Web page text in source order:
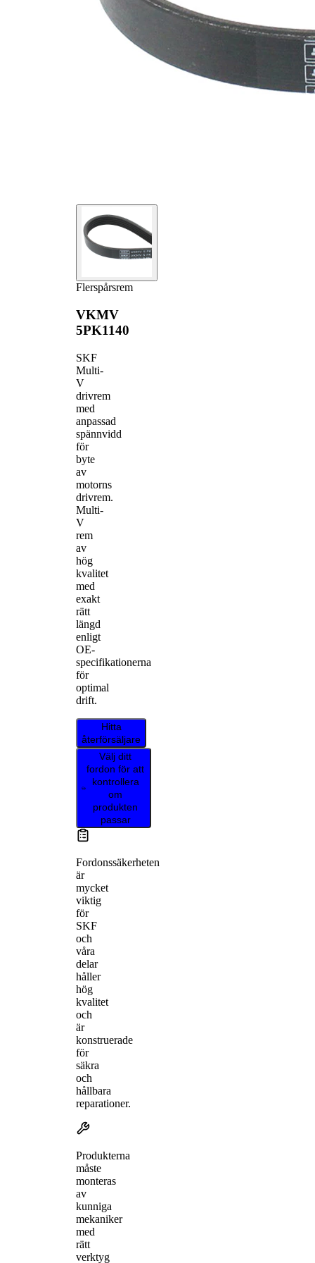
Flerspårsrem
VKMV
5PK1140
SKF
Multi-
V
drivrem
med
anpassad
spännvidd
för
byte
av
motorns
drivrem.
Multi-
V
rem
av
hög
kvalitet
med
exakt
rätt
längd
enligt
OE-
specifikationerna
för
optimal
drift.
Hitta
återförsäljare
Välj ditt
fordon för att
kontrollera
om
produkten
passar
Fordonssäkerheten
är
mycket
viktig
för
SKF
och
våra
delar
håller
hög
kvalitet
och
är
konstruerade
för
säkra
och
hållbara
reparationer.
Produkterna
måste
monteras
av
kunniga
mekaniker
med
rätt
verktyg